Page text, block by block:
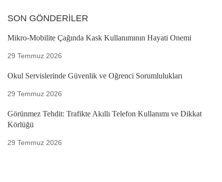
SON GÖNDERILER
Mikro-Mobilite Çağında Kask Kullanımının Hayati Önemi
29 Temmuz 2026
Okul Servislerinde Güvenlik ve Öğrenci Sorumlulukları
29 Temmuz 2026
Görünmez Tehdit: Trafikte Akıllı Telefon Kullanımı ve Dikkat
Körlüğü
29 Temmuz 2026